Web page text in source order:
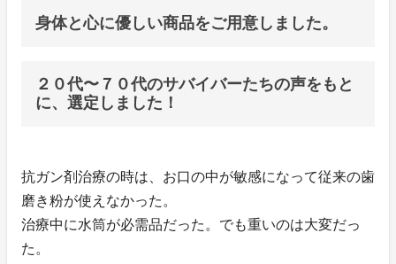
身体と心に優しい商品をご用意しました。
２０代〜７０代のサバイバーたちの声をもと
に、選定しました！
抗ガン剤治療の時は、お口の中が敏感になって従来の歯
磨き粉が使えなかった。
治療中に水筒が必需品だった。でも重いのは大変だっ
た。